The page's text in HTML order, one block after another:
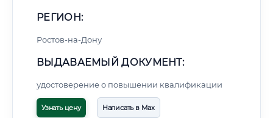
РЕГИОН:
Ростов-на-Дону
ВЫДАВАЕМЫЙ ДОКУМЕНТ:
удостоверение о повышении квалификации
Узнать цену Написать в Max